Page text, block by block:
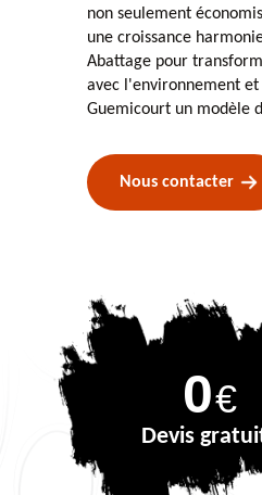
non seulement
une croissance
Abattage pour
avec l'environnement et
Guemicourt un modèle
Nous contacter
0€
Devis